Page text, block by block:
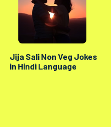
Jija Sali Non Veg Jokes
in Hindi Language